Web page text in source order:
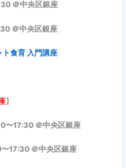
＠中央区銀座
＠中央区銀座
ト食育 入門講座
】
〜17:30 ＠中央区銀座
17:30 ＠中央区銀座